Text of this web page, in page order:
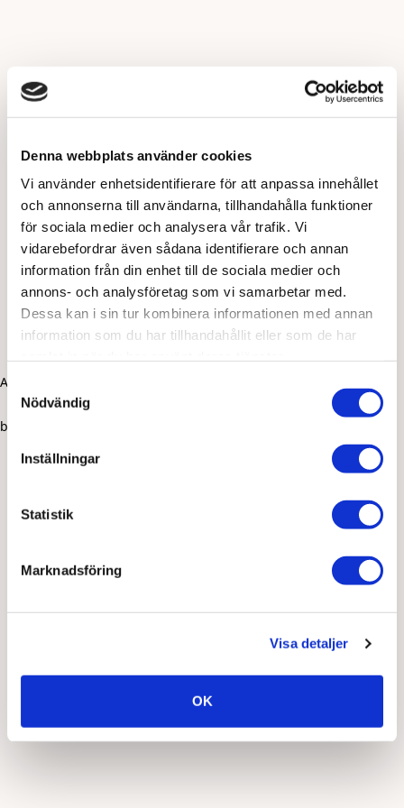
Denna webbplats använder cookies
Vi använder enhetsidentifierare för att anpassa innehållet
och annonserna till användarna, tillhandahålla funktioner
för sociala medier och analysera vår trafik. Vi
vidarebefordrar även sådana identifierare och annan
information från din enhet till de sociala medier och
annons- och analysföretag som vi samarbetar med.
Dessa kan i sin tur kombinera informationen med annan
information som du har tillhandahållit eller som de har
Samtyckesval
Nödvändig
Inställningar
Statistik
Marknadsföring
Visa detaljer
OK
Application error: a client-side exception has occurred (see the
browser console for more information)